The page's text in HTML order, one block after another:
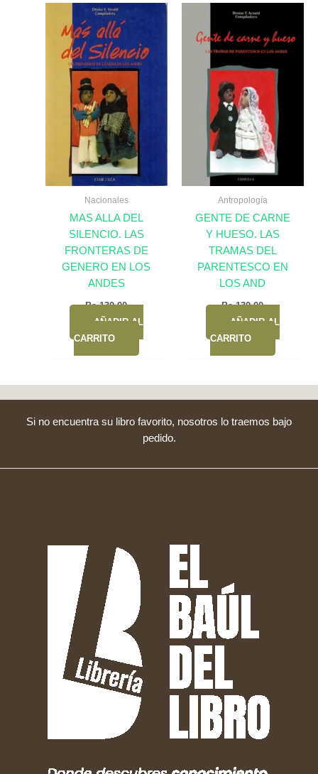
Nacionales
MAS ALLA DEL
SILENCIO. LAS
FRONTERAS DE
GENERO EN LOS
ANDES
Bs.130,00
AÑADIR AL
CARRITO
Antropología
GENTE DE CARNE
Y HUESO. LAS
TRAMAS DEL
PARENTESCO EN
LOS AND
Bs.130,00
AÑADIR AL
CARRITO
Si no encuentra su libro favorito, nosotros lo traemos bajo
pedido.